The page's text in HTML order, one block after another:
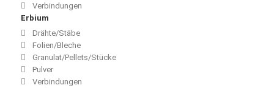
Verbindungen
Erbium
Drähte/Stäbe
Folien/Bleche
Granulat/Pellets/Stücke
Pulver
Verbindungen